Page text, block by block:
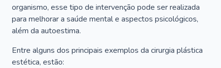
organismo, esse tipo de intervenção pode ser realizada
para melhorar a saúde mental e aspectos psicológicos,
além da autoestima.
Entre alguns dos principais exemplos da cirurgia plástica
estética, estão: